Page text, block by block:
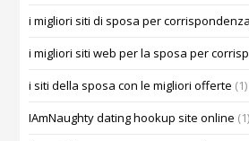
i migliori siti di sposa per corrispondenza
i migliori siti web per la sposa per
i siti della sposa con le migliori offerte (1)
IAmNaughty dating hookup site online (1)